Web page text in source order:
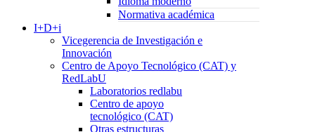
Normativa académica
I+D+i
Vicegerencia de Investigación e
Innovación
Centro de Apoyo Tecnológico (CAT) y
RedLabU
Laboratorios redlabu
Centro de apoyo
tecnológico (CAT)
Otras estructuras